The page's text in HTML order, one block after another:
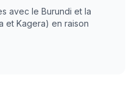
avec le Burundi et la
et Kagera) en raison